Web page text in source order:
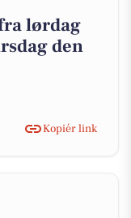
lørdag
den
Kopiér link